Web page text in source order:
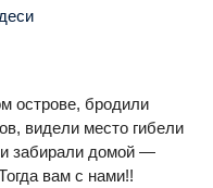
острове, бродили
видели место гибели
забирали домой —
вам с нами!!